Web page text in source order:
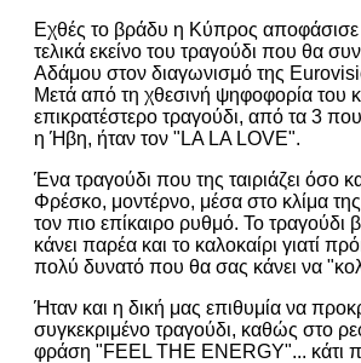
Εχθές το βράδυ η Κύπρος αποφάσισε
τελικά εκείνο του τραγούδι που θα
Αδάμου στον διαγωνισμό της
Μετά από τη χθεσινή ψηφοφορία του
επικρατέστερο τραγούδι, από τα 3 που
η Ήβη, ήταν τον "LA LA LOVE".
Ένα τραγούδι που της ταιριάζει όσο
Φρέσκο, μοντέρνο, μέσα στο κλίμα
τον πιο επίκαιρο ρυθμό. Το τραγούδι
κάνει παρέα και το καλοκαίρι γιατί
πολύ δυνατό που θα σας κάνει να
Ήταν και η δική μας επιθυμία να
συγκεκριμένο τραγούδι, καθώς στο
φράση "FEEL THE ENERGY"... κάτι